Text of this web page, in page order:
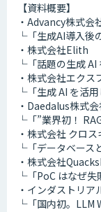
【資料概要】
・Advancy株式会
└「生成AI導入後
・株式会社Elith
└「話題の生成 AI
・株式会社エクス
└「生成 AI を活
・Daedalus株式
└「”業界初！
・株式会社 クロス
└「データベース
・株式会社
└「PoC はなぜ失
・インダストリ
└「国内初。LLM